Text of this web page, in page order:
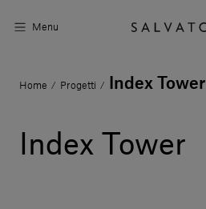
Menu
Superfici
Home / Progetti / Index Tower
Index Tower